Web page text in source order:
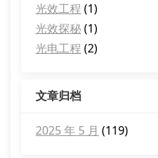
光效工程 (1)
光效探秘(1)
光电工程 (2)
文章归档
2025 年 5 月 (119)